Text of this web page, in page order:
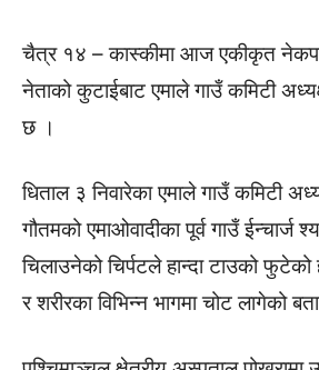
चैत्र १४ – कास्कीमा आज एकीकृत
नेताको कुटाईबाट एमाले गाउँ कमिटी
छ ।
धिताल ३ निवारेका एमाले गाउँ कमिटी
गौतमको एमाओवादीका पूर्व गाउँ ईन्चार्ज
चिलाउनेको चिर्पटले हान्दा टाउको
र शरीरका विभिन्न भागमा चोट लागेको